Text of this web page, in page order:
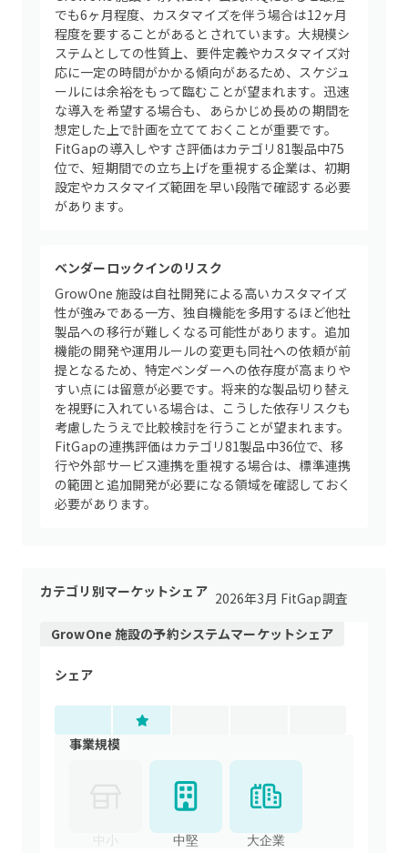
でも6ヶ月程度、カスタマイズを伴う場合は12ヶ月
程度を要することがあるとされています。大規模シ
ステムとしての性質上、要件定義やカスタマイズ対
応に一定の時間がかかる傾向があるため、スケジュ
ールには余裕をもって臨むことが望まれます。迅速
な導入を希望する場合も、あらかじめ長めの期間を
想定した上で計画を立てておくことが重要です。
FitGapの導入しやすさ評価はカテゴリ81製品中75
位で、短期間での立ち上げを重視する企業は、初期
設定やカスタマイズ範囲を早い段階で確認する必要
があります。
ベンダーロックインのリスク
GrowOne 施設は自社開発による高いカスタマイズ
性が強みである一方、独自機能を多用するほど他社
製品への移行が難しくなる可能性があります。追加
機能の開発や運用ルールの変更も同社への依頼が前
提となるため、特定ベンダーへの依存度が高まりや
すい点には留意が必要です。将来的な製品切り替え
を視野に入れている場合は、こうした依存リスクも
考慮したうえで比較検討を行うことが望まれます。
FitGapの連携評価はカテゴリ81製品中36位で、移
行や外部サービス連携を重視する場合は、標準連携
の範囲と追加開発が必要になる領域を確認しておく
必要があります。
カテゴリ別マーケットシェア 2026年3月 FitGap調査
GrowOne 施設の予約システムマーケットシェア
シェア
事業規模
中堅 大企業